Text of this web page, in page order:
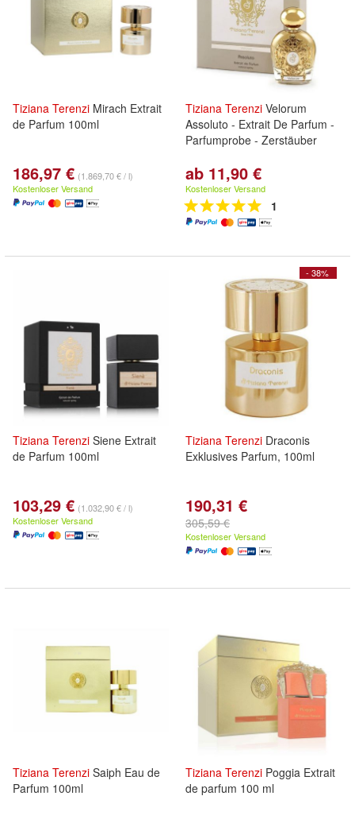
Tiziana Terenzi Mirach Extrait
de Parfum 100ml
186,97 € (1.869,70 € / l)
Kostenloser Versand
Tiziana Terenzi Velorum
Assoluto - Extrait De Parfum -
Parfumprobe - Zerstäuber
ab 11,90 €
Kostenloser Versand
1
Tiziana Terenzi Siene Extrait
de Parfum 100ml
103,29 € (1.032,90 € / l)
Kostenloser Versand
- 38%
Tiziana Terenzi Draconis
Exklusives Parfum, 100ml
190,31 €
305,59 €
Kostenloser Versand
Tiziana Terenzi Saiph Eau de
Parfum 100ml
Tiziana Terenzi Poggia Extrait
de parfum 100 ml